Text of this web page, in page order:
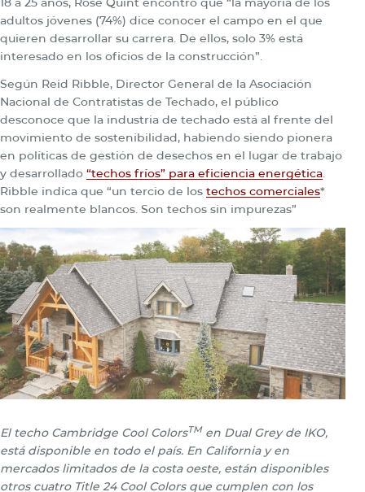
adultos jóvenes (74%) dice conocer el campo en el que
quieren desarrollar su carrera. De ellos, solo 3% está
interesado en los oficios de la construcción”.
Según Reid Ribble, Director General de la Asociación
Nacional de Contratistas de Techado, el público
desconoce que la industria de techado está al frente del
movimiento de sostenibilidad, habiendo siendo pionera
en políticas de gestión de desechos en el lugar de trabajo
y desarrollado “techos fríos” para eficiencia energética
Ribble indica que “un tercio de los techos comerciales*
son realmente blancos. Son techos sin impurezas”
El techo Cambridge Cool ColorsTM en Dual Grey de IKO,
está disponible en todo el país. En California y en
mercados limitados de la costa oeste, están disponibles
otros cuatro Title 24 Cool Colors que cumplen con los